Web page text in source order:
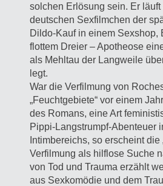
solchen Erlösung sein. Er
deutschen Sexfilmchen der
Dildo-Kauf in einem Sexshop,
flottem Dreier – Apotheose
als Mehltau der Langweile
legt.
War die Verfilmung von
„Feuchtgebiete“ vor einem
des Romans, eine Art
Pippi-Langstrumpf-Abenteuer
Intimbereichs, so erscheint die
Verfilmung als hilflose Suche
von Tod und Trauma erzählt
aus Sexkomödie und dem